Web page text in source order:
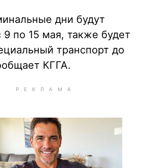
дни будут
9 по 15 мая, также будет
транспорт до
КГГА.